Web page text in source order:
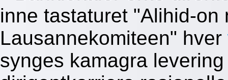
inne tastaturet "Alihid-on
Lausannekomiteen" hver
synges kamagra